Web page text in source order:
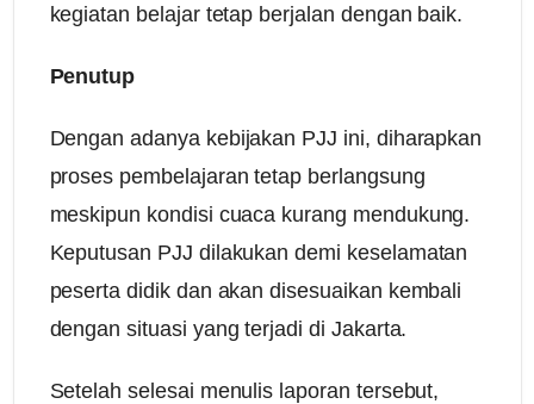
kegiatan belajar tetap berjalan dengan baik.
Penutup
Dengan adanya kebijakan PJJ ini, diharapkan
proses pembelajaran tetap berlangsung
meskipun kondisi cuaca kurang mendukung.
Keputusan PJJ dilakukan demi keselamatan
peserta didik dan akan disesuaikan kembali
dengan situasi yang terjadi di Jakarta.
Setelah selesai menulis laporan tersebut,